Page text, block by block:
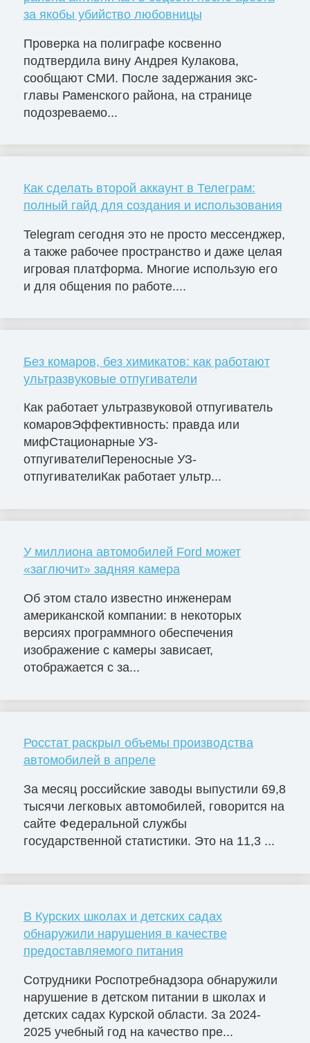
за якобы убийство любовницы
Проверка на полиграфе косвенно
подтвердила вину Андрея Кулакова,
сообщают СМИ. После задержания экс-
главы Раменского района, на странице
подозреваемо...
Как сделать второй аккаунт в Телеграм:
полный гайд для создания и использования
Telegram сегодня это не просто мессенджер,
а также рабочее пространство и даже целая
игровая платформа. Многие использую его
и для общения по работе....
Без комаров, без химикатов: как работают
ультразвуковые отпугиватели
Как работает ультразвуковой отпугиватель
комаровЭффективность: правда или
мифСтационарные УЗ-
отпугивателиПереносные УЗ-
отпугивателиКак работает ультр...
У миллиона автомобилей Ford может
«заглючит» задняя камера
Об этом стало известно инженерам
американской компании: в некоторых
версиях программного обеспечения
изображение с камеры зависает,
отображается с за...
Росстат раскрыл объемы производства
автомобилей в апреле
За месяц российские заводы выпустили 69,8
тысячи легковых автомобилей, говорится на
сайте Федеральной службы
государственной статистики. Это на 11,3 ...
В Курских школах и детских садах
обнаружили нарушения в качестве
предоставляемого питания
Сотрудники Роспотребнадзора обнаружили
нарушение в детском питании в школах и
детских садах Курской области. За 2024-
2025 учебный год на качество пре...